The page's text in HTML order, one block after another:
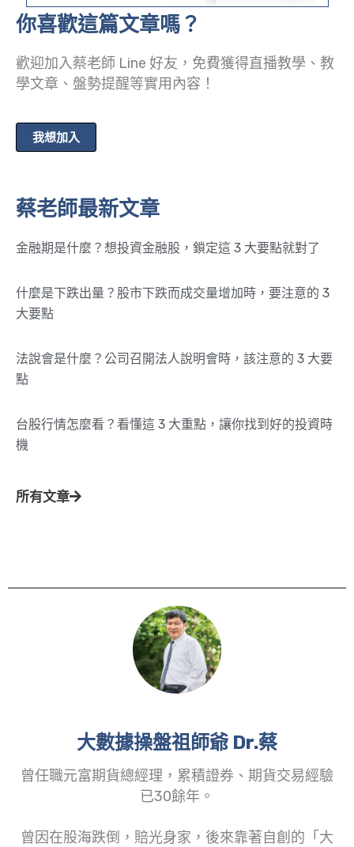
你喜歡這篇文章嗎？
歡迎加入蔡老師 Line 好友，免費獲得直播教學、教
學文章、盤勢提醒等實用內容！
我想加入
蔡老師最新文章
金融期是什麼？想投資金融股，鎖定這 3 大要點就對了
什麼是下跌出量？股市下跌而成交量增加時，要注意的 3
大要點
法說會是什麼？公司召開法人說明會時，該注意的 3 大要
點
台股行情怎麼看？看懂這 3 大重點，讓你找到好的投資時
機
所有文章
大數據操盤祖師爺 Dr.蔡
曾任職元富期貨總經理，累積證券、期貨交易經驗
已30餘年。
曾因在股海跌倒，賠光身家，後來靠著自創的「大